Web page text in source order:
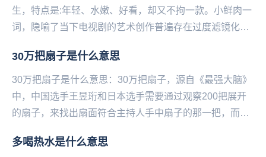
生，特点是:年轻、水嫩、好看，却又不拘一款。小鲜肉一
词，隐喻了当下电视剧的艺术创作普遍存在过度滤镜化的
30万把扇子是什么意思
30万把扇子是什么意思：30万把扇子，源自《最强大脑》
中，中国选手王昱珩和日本选手需要通过观察200把展开
的扇子，来找出扇面符合主持人手中扇子的那一把，而主
多喝热水是什么意思